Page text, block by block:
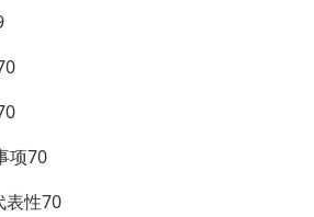
项70
表性70